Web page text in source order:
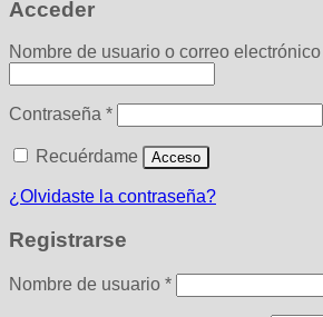
Acceder
Nombre de usuario o correo electrónico
Contraseña *Obligatorio
Recuérdame Acceso
¿Olvidaste la contraseña?
Registrarse
Nombre de usuario *Obligatorio